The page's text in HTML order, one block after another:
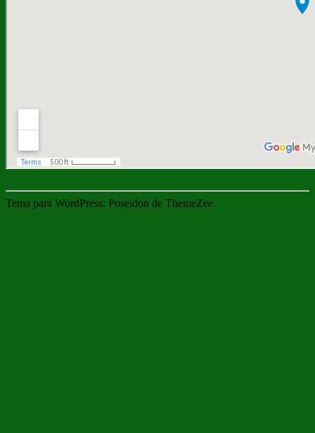
Tema para WordPress: Poseidon de ThemeZee.